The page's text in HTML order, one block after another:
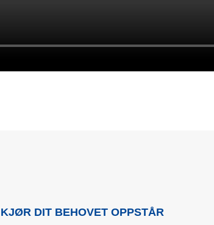
KJØR DIT BEHOVET OPPSTÅR